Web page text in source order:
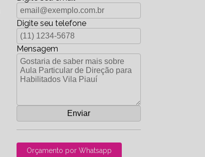
Digite seu telefone
Mensagem
Orçamento por Whatsapp